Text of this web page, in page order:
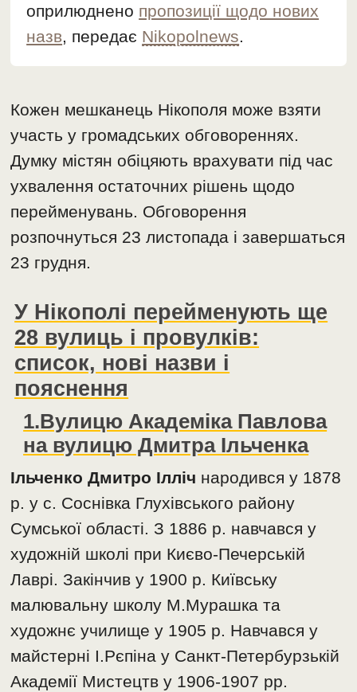
оприлюднено пропозиції щодо нових
назв, передає Nikopolnews.
Кожен мешканець Нікополя може взяти
участь у громадських обговореннях.
Думку містян обіцяють врахувати під час
ухвалення остаточних рішень щодо
перейменувань. Обговорення
розпочнуться 23 листопада і завершаться
23 грудня.
У Нікополі перейменують ще
28 вулиць і провулків:
список, нові назви і
пояснення
1.Вулицю Академіка Павлова
на вулицю Дмитра Ільченка
Ільченко Дмитро Ілліч народився у 1878
р. у с. Соснівка Глухівського району
Сумської області. З 1886 р. навчався у
художній школі при Києво-Печерській
Лаврі. Закінчив у 1900 р. Київську
малювальну школу М.Мурашка та
художнє училище у 1905 р. Навчався у
майстерні І.Рєпіна у Санкт-Петербурзькій
Академії Мистецтв у 1906-1907 рр.